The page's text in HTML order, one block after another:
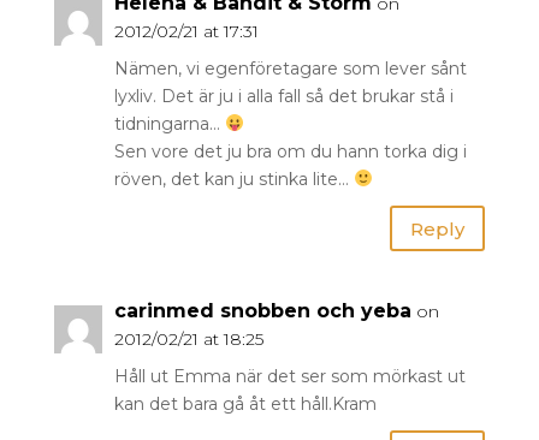
2012/02/21 at 17:31
Nämen, vi egenföretagare som lever sånt
lyxliv. Det är ju i alla fall så det brukar stå i
tidningarna…
Sen vore det ju bra om du hann torka dig i
röven, det kan ju stinka lite…
Reply
carinmed snobben och yeba on
2012/02/21 at 18:25
Håll ut Emma när det ser som mörkast ut
kan det bara gå åt ett håll.Kram